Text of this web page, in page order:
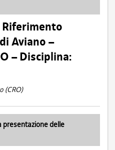
Aviano –
– Disciplina:
(CRO)
presentazione delle